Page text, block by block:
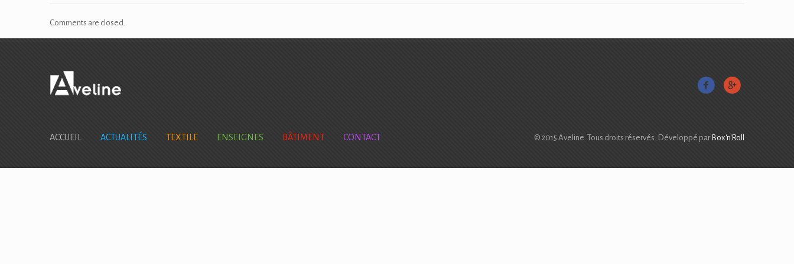
Comments are closed.
© 2015 Aveline. Tous droits réservés. Développé par Box'n'Roll
ACCUEIL ACTUALITÉS TEXTILE ENSEIGNES BÂTIMENT CONTACT